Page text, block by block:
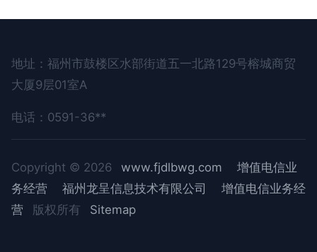
地址：福州市鼓楼区水部街道五一北路129号榕城商贸
大厦9层01室A
电话：0591-36**
Copyright © 2026 www.fjdlbwg.com
增值电信业
务经营
福州龙呈信息技术有限公司
增值电信业务经
营
版权所有 Sitemap